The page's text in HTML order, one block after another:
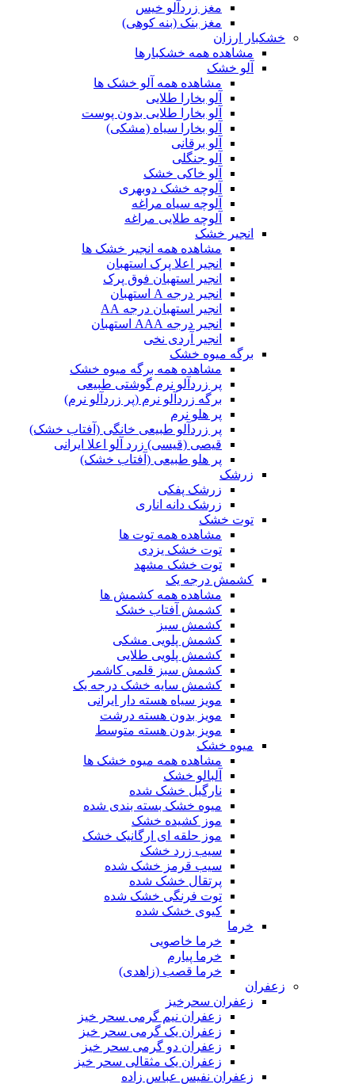
مغز زردآلو خیس
مغز بنک (بنه کوهی)
خشکبار ارزان
مشاهده همه خشکبارها
آلو خشک
مشاهده همه آلو خشک ها
آلو بخارا طلایی
آلو بخارا طلایی بدون پوست
آلو بخارا سیاه (مشکی)
آلو برقانی
آلو جنگلی
آلو خاکی خشک
آلوچه خشک دوبهری
آلوچه سیاه مراغه
آلوچه طلایی مراغه
انجیر خشک
مشاهده همه انجیر خشک ها
انجیر اعلا پرک استهبان
انجیر استهبان فوق پرک
انجیر درجه A استهبان
انجیر استهبان درجه AA
انجیر درجه AAA استهبان
انجیر آردی نخی
برگه میوه خشک
مشاهده همه برگه میوه خشک
پر زردآلو نرم گوشتی طبیعی
برگه زردآلو نرم (پر زردآلو نرم)
پر هلو نرم
پر زردآلو طبیعی خانگی (آفتاب خشک)
قیصی (قیسی) زرد آلو اعلا ایرانی
پر هلو طبیعی (آفتاب خشک)
زرشک
زرشک پفکی
زرشک دانه اناری
توت خشک
مشاهده همه توت ها
توت خشک یزدی
توت خشک مشهد
کشمش درجه یک
مشاهده همه کشمش ها
کشمش آفتاب خشک
کشمش سبز
کشمش پلویی مشکی
کشمش پلویی طلایی
کشمش سبز قلمی کاشمر
کشمش سایه خشک درجه یک
مویز سیاه هسته دار ایرانی
مویز بدون هسته درشت
مویز بدون هسته متوسط
میوه خشک
مشاهده همه میوه خشک ها
آلبالو خشک
نارگیل خشک شده
میوه خشک بسته بندی شده
موز کشیده خشک
موز حلقه ای ارگانیک خشک
سیب زرد خشک
سیب قرمز خشک شده
پرتقال خشک شده
توت فرنگی خشک شده
کیوی خشک شده
خرما
خرما خاصویی
خرما پیارم
خرما قصب (زاهدی)
زعفران
زعفران سحرخیز
زعفران نیم گرمی سحر خیز
زعفران یک گرمی سحر خیز
زعفران دو گرمی سحر خیز
زعفران یک مثقالی سحر خیز
زعفران نفیس عباس زاده